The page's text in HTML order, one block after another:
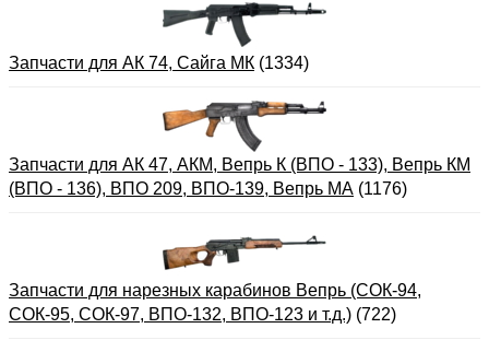
Запчасти для АК 74, Сайга МК (1334)
Запчасти для АК 47, АКМ, Вепрь К (ВПО - 133), Вепрь КМ
(ВПО - 136), ВПО 209, ВПО-139, Вепрь МА (1176)
Запчасти для нарезных карабинов Вепрь (СОК-94,
СОК-95, СОК-97, ВПО-132, ВПО-123 и т.д.) (722)